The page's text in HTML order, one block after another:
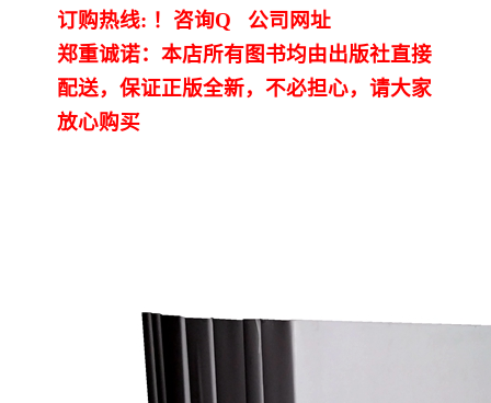
订购热线: ！咨询Q 公司网址
郑重诚诺：本店所有图书均由出版社直接
配送，保证正版全新，不必担心，请大家
放心购买
青海省建筑工程消耗量定 西藏建筑工程计价定额
20kv及以下配电网工程定 地质灾害治理工程质量检
电力工程预算概算定额
江苏省建设工程计价定额 深圳市建设工程消耗量定